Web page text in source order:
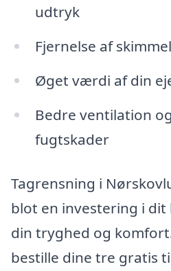
udtryk
Fjernelse af
Øget værdi af din
Bedre ventilation
fugtskader
Tagrensning i
blot en investering i dit
din tryghed og
bestille dine tre gratis